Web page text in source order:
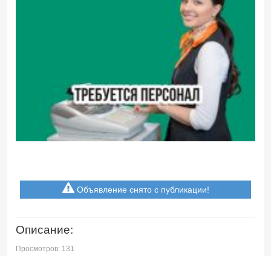
Объявление снято с публикации!
Описание:
Просмотров: 131